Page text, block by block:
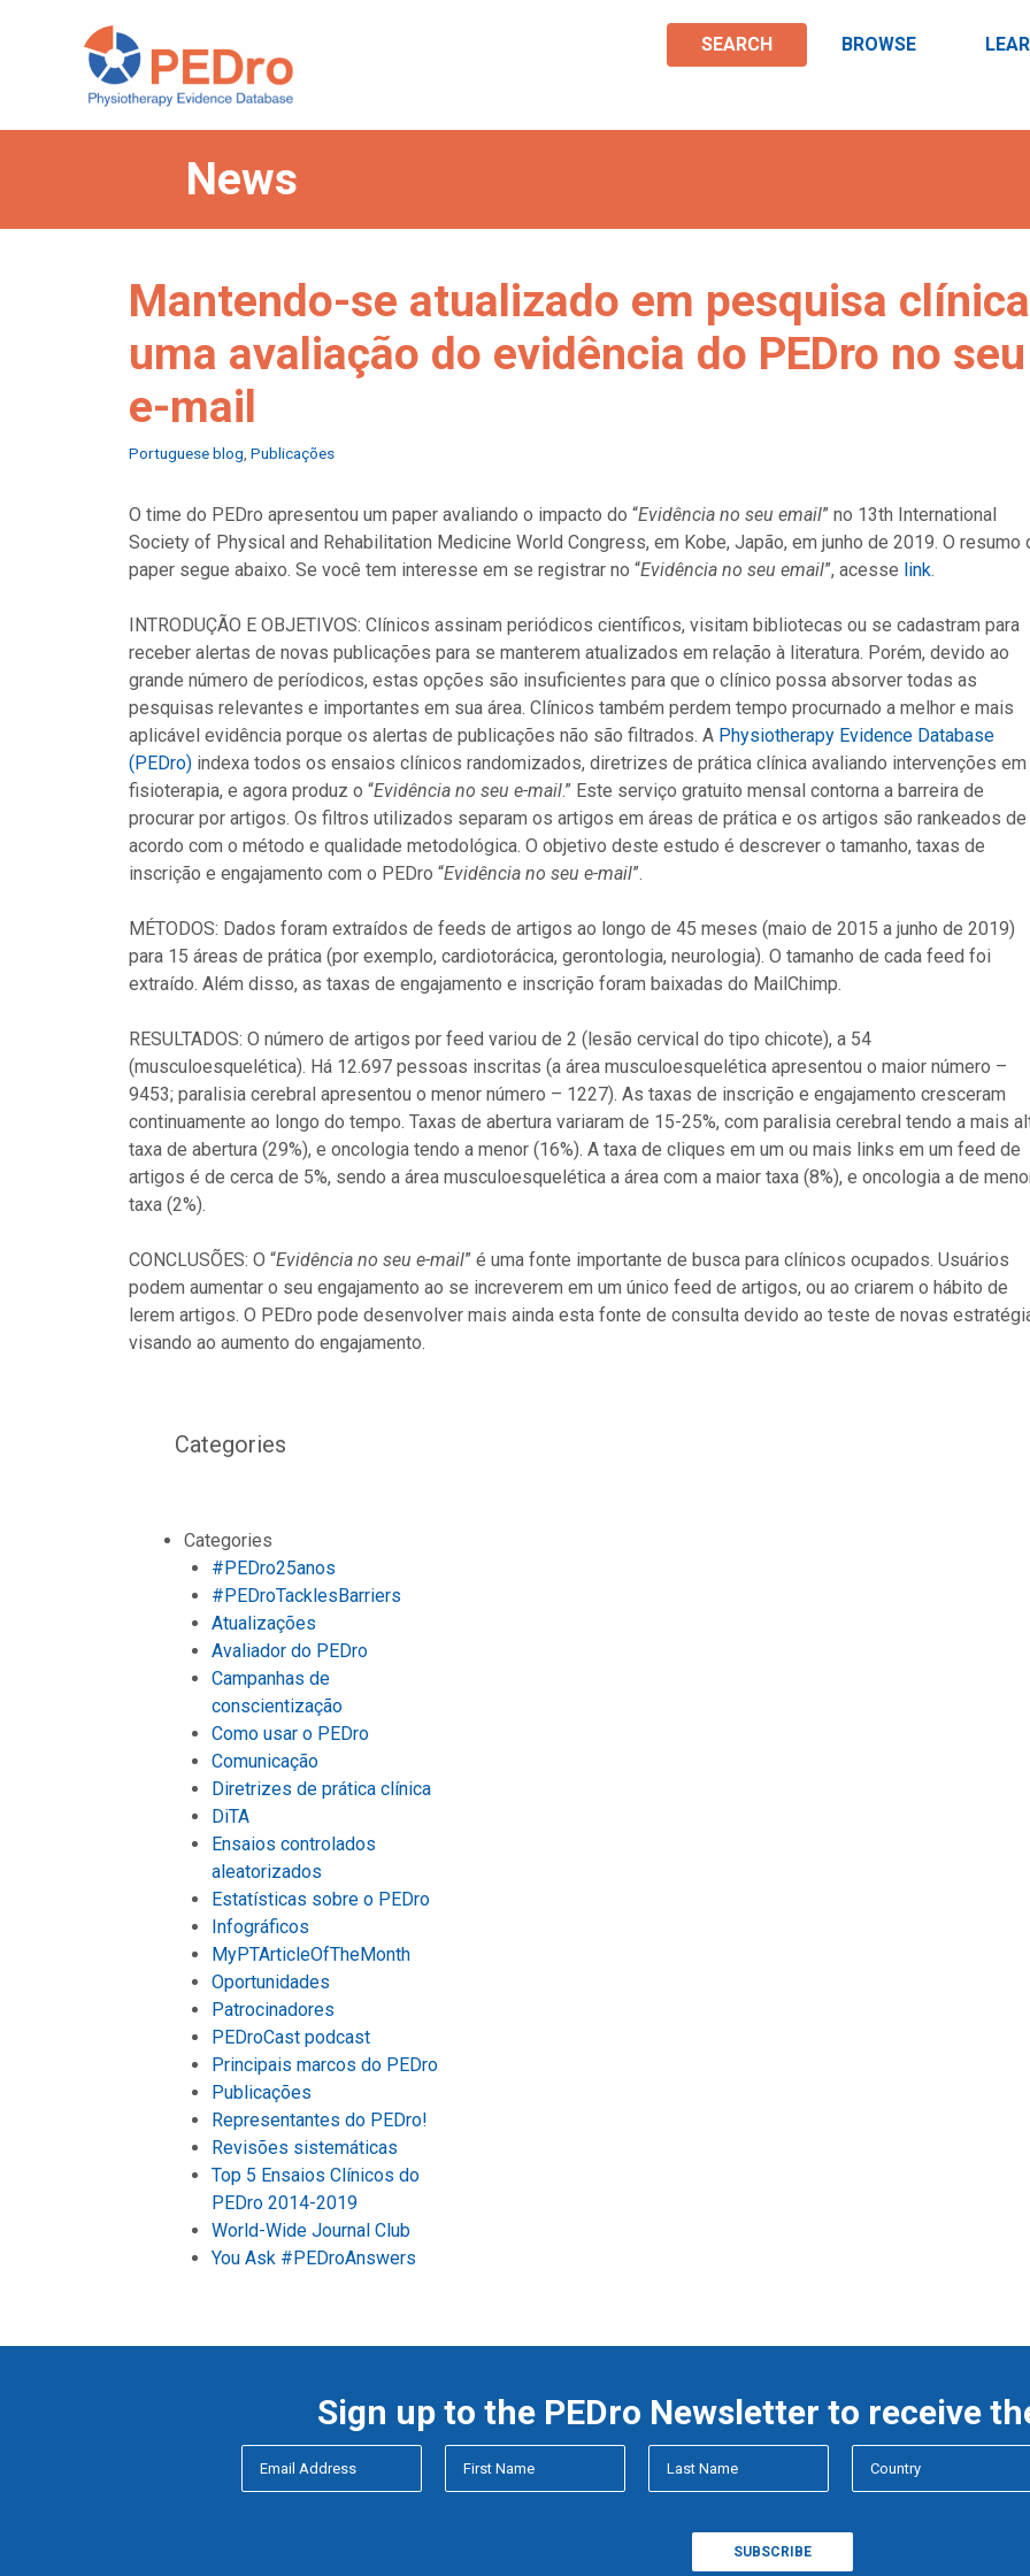
SEARCH BROWSE
News
Mantendo-se atualizado em pesquisa
uma avaliação do evidência do PEDro no seu
e-mail
Categories
Portuguese blog Publicações
O time do PEDro apresentou um paper avaliando o impacto do “Evidência no seu email” no 13th International
Society of Physical and Rehabilitation Medicine World Congress, em Kobe, Japão, em junho de 2019. O resumo
paper segue abaixo. Se você tem interesse em se registrar no “Evidência no seu email”, acesse link.
INTRODUÇÃO E OBJETIVOS: Clínicos assinam periódicos científicos, visitam bibliotecas ou se cadastram para
receber alertas de novas publicações para se manterem atualizados em relação à literatura. Porém, devido ao
grande número de períodicos, estas opções são insuficientes para que o clínico possa absorver todas as
pesquisas relevantes e importantes em sua área. Clínicos também perdem tempo procurnado a melhor e mais
aplicável evidência porque os alertas de publicações não são filtrados. A Physiotherapy Evidence Database
(PEDro) indexa todos os ensaios clínicos randomizados, diretrizes de prática clínica avaliando intervenções em
fisioterapia, e agora produz o “Evidência no seu e-mail.” Este serviço gratuito mensal contorna a barreira de
procurar por artigos. Os filtros utilizados separam os artigos em áreas de prática e os artigos são rankeados de
acordo com o método e qualidade metodológica. O objetivo deste estudo é descrever o tamanho, taxas de
inscrição e engajamento com o PEDro “Evidência no seu e-mail”.
MÉTODOS: Dados foram extraídos de feeds de artigos ao longo de 45 meses (maio de 2015 a junho de 2019)
para 15 áreas de prática (por exemplo, cardiotorácica, gerontologia, neurologia). O tamanho de cada feed foi
extraído. Além disso, as taxas de engajamento e inscrição foram baixadas do MailChimp.
RESULTADOS: O número de artigos por feed variou de 2 (lesão cervical do tipo chicote), a 54
(musculoesquelética). Há 12.697 pessoas inscritas (a área musculoesquelética apresentou o maior número –
9453; paralisia cerebral apresentou o menor número – 1227). As taxas de inscrição e engajamento cresceram
continuamente ao longo do tempo. Taxas de abertura variaram de 15-25%, com paralisia cerebral tendo a mais
taxa de abertura (29%), e oncologia tendo a menor (16%). A taxa de cliques em um ou mais links em um feed de
artigos é de cerca de 5%, sendo a área musculoesquelética a área com a maior taxa (8%), e oncologia a de
taxa (2%).
CONCLUSÕES: O “Evidência no seu e-mail” é uma fonte importante de busca para clínicos ocupados. Usuários
podem aumentar o seu engajamento ao se increverem em um único feed de artigos, ou ao criarem o hábito de
lerem artigos. O PEDro pode desenvolver mais ainda esta fonte de consulta devido ao teste de novas
visando ao aumento do engajamento.
Categories
Categories
#PEDro25anos
#PEDroTacklesBarriers
Atualizações
Avaliador do PEDro
Campanhas de
conscientização
Como usar o PEDro
Comunicação
Diretrizes de prática clínica
DiTA
Ensaios controlados
aleatorizados
Estatísticas sobre o PEDro
Infográficos
MyPTArticleOfTheMonth
Oportunidades
Patrocinadores
PEDroCast podcast
Principais marcos do PEDro
Publicações
Representantes do PEDro!
Revisões sistemáticas
Top 5 Ensaios Clínicos do
PEDro 2014-2019
World-Wide Journal Club
You Ask #PEDroAnswers
Sign up to the PEDro Newsletter to receive